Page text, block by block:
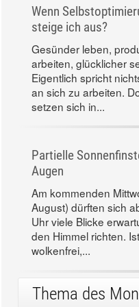
Wenn
steige ich aus?
Gesünder leben,
arbeiten, glücklicher
Eigentlich spricht
an sich zu arbeiten.
setzen sich in...
Partielle
Augen
Am kommenden
August) dürften sich
Uhr viele Blicke
den Himmel richten.
wolkenfrei,...
Thema des